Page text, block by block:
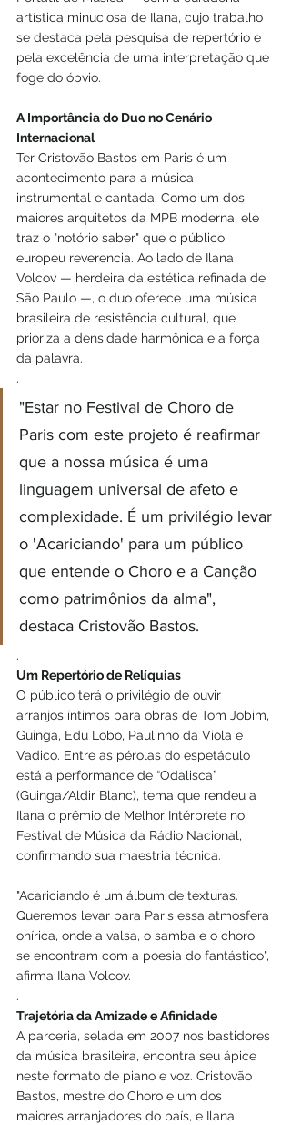
artística minuciosa de Ilana, cujo trabalho
se destaca pela pesquisa de repertório e
pela excelência de uma interpretação que
foge do óbvio.
A Importância do Duo no Cenário
Internacional
Ter Cristovão Bastos em Paris é um
acontecimento para a música
instrumental e cantada. Como um dos
maiores arquitetos da MPB moderna, ele
traz o "notório saber" que o público
europeu reverencia. Ao lado de Ilana
Volcov — herdeira da estética refinada de
São Paulo —, o duo oferece uma música
brasileira de resistência cultural, que
prioriza a densidade harmônica e a força
da palavra.
.
"Estar no Festival de Choro de
Paris com este projeto é reafirmar
que a nossa música é uma
linguagem universal de afeto e
complexidade. É um privilégio levar
o 'Acariciando' para um público
que entende o Choro e a Canção
como patrimônios da alma",
destaca Cristovão Bastos.
.
Um Repertório de Relíquias
O público terá o privilégio de ouvir
arranjos íntimos para obras de Tom Jobim,
Guinga, Edu Lobo, Paulinho da Viola e
Vadico. Entre as pérolas do espetáculo
está a performance de “Odalisca”
(Guinga/Aldir Blanc), tema que rendeu a
Ilana o prêmio de Melhor Intérprete no
Festival de Música da Rádio Nacional,
confirmando sua maestria técnica.
"Acariciando é um álbum de texturas.
Queremos levar para Paris essa atmosfera
onírica, onde a valsa, o samba e o choro
se encontram com a poesia do fantástico",
afirma Ilana Volcov.
.
Trajetória da Amizade e Afinidade
A parceria, selada em 2007 nos bastidores
da música brasileira, encontra seu ápice
neste formato de piano e voz. Cristovão
Bastos, mestre do Choro e um dos
maiores arranjadores do país, e Ilana